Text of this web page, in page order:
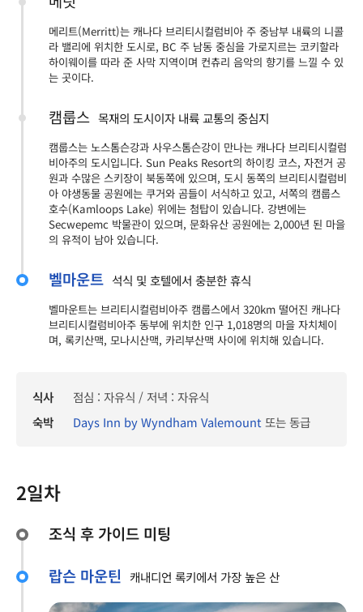
메리트(Merritt)는 캐나다 브리티시컬럼비아 주 중남부 내륙의 니콜
라 밸리에 위치한 도시로, BC 주 남동 중심을 가로지르는 코키할라
하이웨이를 따라 준 사막 지역이며 컨츄리 음악의 향기를 느낄 수 있
는 곳이다.
캠룹스 목재의 도시이자 내륙 교통의 중심지
캠룹스는 노스톰슨강과 사우스톰슨강이 만나는 캐나다 브리티시컬럼
비아주의 도시입니다. Sun Peaks Resort의 하이킹 코스, 자전거 공
원과 수많은 스키장이 북동쪽에 있으며, 도시 동쪽의 브리티시컬럼비
아 야생동물 공원에는 쿠거와 곰들이 서식하고 있고, 서쪽의 캠룹스
호수(Kamloops Lake) 위에는 첨탑이 있습니다. 강변에는
Secwepemc 박물관이 있으며, 문화유산 공원에는 2,000년 된 마을
의 유적이 남아 있습니다.
벨마운트 석식 및 호텔에서 충분한 휴식
벨마운트는 브리티시컬럼비아주 캠룹스에서 320km 떨어진 캐나다
브리티시컬럼비아주 동부에 위치한 인구 1,018명의 마을 자치체이
며, 록키산맥, 모나시산맥, 카리부산맥 사이에 위치해 있습니다.
식사
점심 : 자유식 / 저녁 : 자유식
숙박
Days Inn by Wyndham Valemount 또는 동급
2일차
조식 후 가이드 미팅
랍슨 마운틴
캐내디언 록키에서 가장 높은 산